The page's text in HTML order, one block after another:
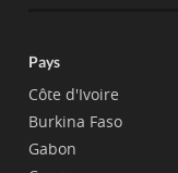
Pays
Côte d'Ivoire
Burkina Faso
Gabon